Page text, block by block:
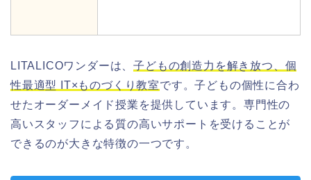
LITALICOワンダーは、子どもの創造力を解き放つ、個
性最適型 IT×ものづくり教室です。子どもの個性に合わ
せたオーダーメイド授業を提供しています。専門性の
高いスタッフによる質の高いサポートを受けることが
できるのが大きな特徴の一つです。